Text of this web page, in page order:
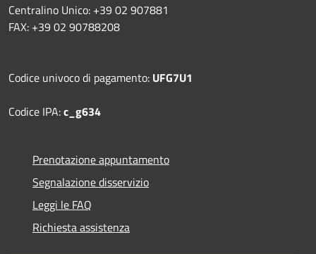
Centralino Unico: +39 02 907881
FAX: +39 02 90788208
Codice univoco di pagamento: UFG7U1
Codice IPA:c_g634
Prenotazione appuntamento
Segnalazione disservizio
Leggi le FAQ
Richiesta assistenza